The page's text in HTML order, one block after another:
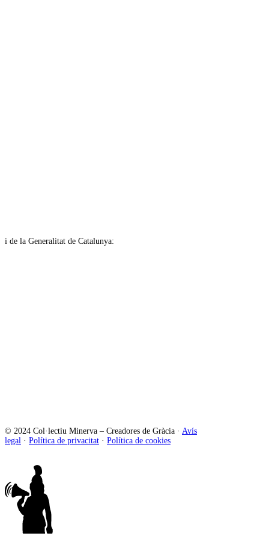
i de la Generalitat de Catalunya:
© 2024 Col·lectiu Minerva – Creadores de Gràcia · Avís
legal · Política de privacitat · Política de cookies